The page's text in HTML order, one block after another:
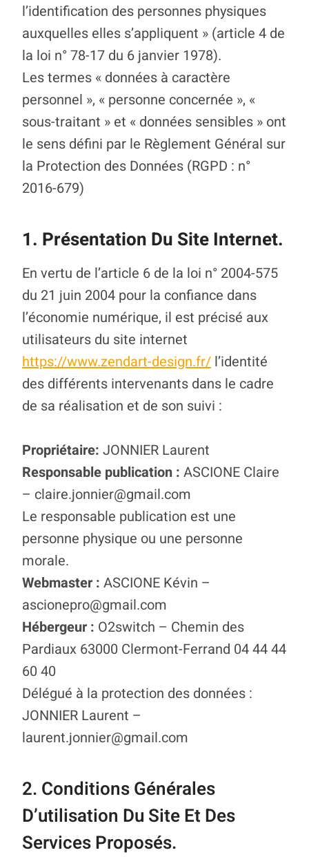
l’identification des personnes physiques
auxquelles elles s’appliquent » (article 4 de
la loi n° 78-17 du 6 janvier 1978).
Les termes « données à caractère
personnel », « personne concernée », «
sous-traitant » et « données sensibles » ont
le sens défini par le Règlement Général sur
la Protection des Données (RGPD : n°
2016-679)
1. Présentation Du Site Internet.
En vertu de l’article 6 de la loi n° 2004-575
du 21 juin 2004 pour la confiance dans
l’économie numérique, il est précisé aux
utilisateurs du site internet
https://www.zendart-design.fr/ l’identité
des différents intervenants dans le cadre
de sa réalisation et de son suivi :
Propriétaire: JONNIER Laurent
Responsable publication : ASCIONE Claire
– claire.jonnier@gmail.com
Le responsable publication est une
personne physique ou une personne
morale.
Webmaster : ASCIONE Kévin –
ascionepro@gmail.com
Hébergeur : O2switch – Chemin des
Pardiaux 63000 Clermont-Ferrand 04 44 44
60 40
Délégué à la protection des données :
JONNIER Laurent –
laurent.jonnier@gmail.com
2. Conditions Générales
D’utilisation Du Site Et Des
Services Proposés.